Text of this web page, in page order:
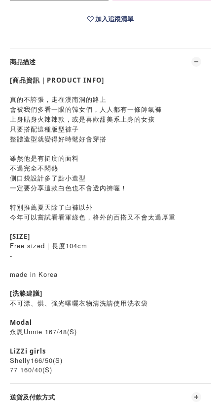
加入追蹤清單
商品描述
[商品資訊｜PRODUCT INFO]
真的不誇張，走在漢南洞的路上
會被我們多看一眼的韓女們，人人都有一條帥氣褲
上身貼身火辣辣款，或是喜歡甜美系上身的女孩
只要搭配這種版型褲子
整體造型就變得好時髦好會穿搭
雖然他是有挺度的面料
不過完全不悶熱
側口袋設計多了點小造型
一定要分享這款白色也不會透內褲喔！
特別推薦夏天除了白褲以外
今年可以嘗試看看軍綠色，格外的百搭又不會太過厚重
[SIZE]
Free sized｜長度104cm
-
made in Korea
[洗滌建議]
不可漂、烘、強光曝曬衣物清洗請使用洗衣袋
Modal
永恩Unnie 167/48(S)
LiZZi girls
Shelly166/50(S)
77 160/40(S)
送貨及付款方式